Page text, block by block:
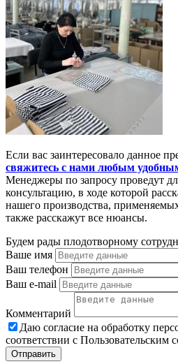
Если вас заинтересовало данное
свяжитесь с нами любым
Менеджеры по запросу проведут
консультацию, в ходе которой
нашего производства,
также расскажут все нюансы.
Будем рады плодотворному
Ваше имя
Ваш телефон
Ваш e-mail
Комментарий
Даю согласие на обработку
соответствии с Пользовательским
Отправить